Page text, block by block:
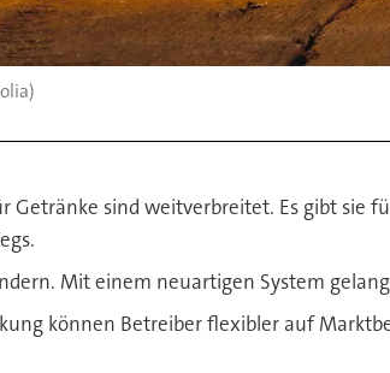
Getränke sind weitverbreitet. Es gibt sie
Mit einem neuartigen System
können Betreiber flexibler auf